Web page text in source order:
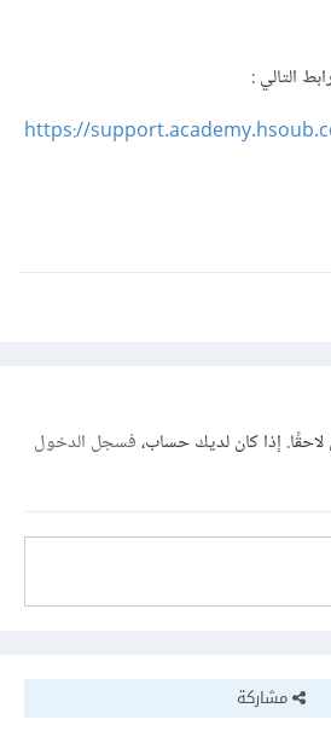
التالي
https://
إذا كان لديك حساب،فسجل الدخول
مشاركة